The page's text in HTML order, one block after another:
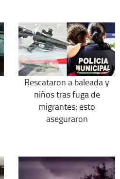
Rescataron a baleada y
niños tras fuga de
migrantes; esto
aseguraron